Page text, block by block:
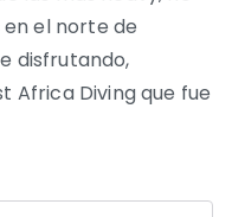
el norte de
disfrutando,
Africa Diving que fue